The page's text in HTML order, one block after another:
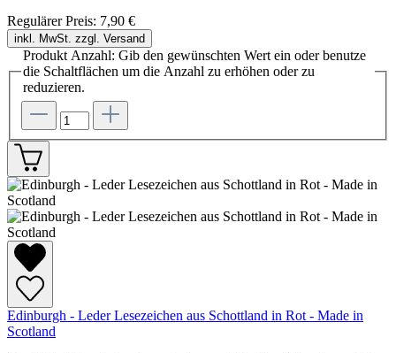
Regulärer Preis: 7,90 €
inkl. MwSt. zzgl. Versand
Produkt Anzahl: Gib den gewünschten Wert ein oder benutze
die Schaltflächen um die Anzahl zu erhöhen oder zu
reduzieren.
Edinburgh - Leder Lesezeichen aus Schottland in Rot - Made in
Scotland